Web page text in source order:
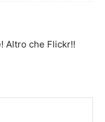
Altro che Flickr!!